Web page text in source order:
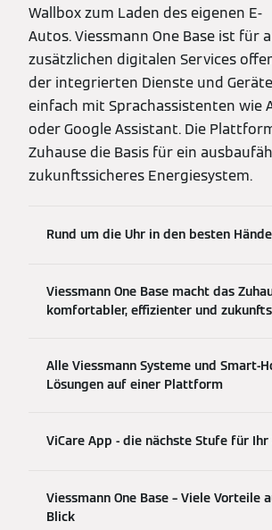
Wallbox zum Laden des eigenen E-
Autos. Viessmann One Base ist für
zusätzlichen digitalen Services
der integrierten Dienste und
einfach mit Sprachassistenten wie
oder Google Assistant. Die
Zuhause die Basis für ein
zukunftssicheres Energiesystem.
Rund um die Uhr in den besten
Viessmann One Base macht das
komfortabler, effizienter und
Alle Viessmann Systeme und Smart-
Lösungen auf einer Plattform
ViCare App - die nächste Stufe für Ihr
Viessmann One Base – Viele Vorteile
Blick